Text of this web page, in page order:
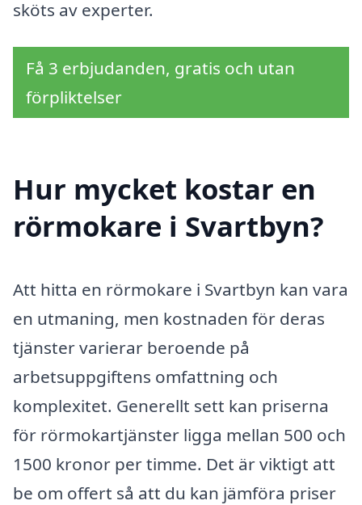
sköts av experter.
Få 3 erbjudanden, gratis och utan
förpliktelser
Hur mycket kostar en
rörmokare i Svartbyn?
Att hitta en rörmokare i Svartbyn kan vara
en utmaning, men kostnaden för deras
tjänster varierar beroende på
arbetsuppgiftens omfattning och
komplexitet. Generellt sett kan priserna
för rörmokartjänster ligga mellan 500 och
1500 kronor per timme. Det är viktigt att
be om offert så att du kan jämföra priser